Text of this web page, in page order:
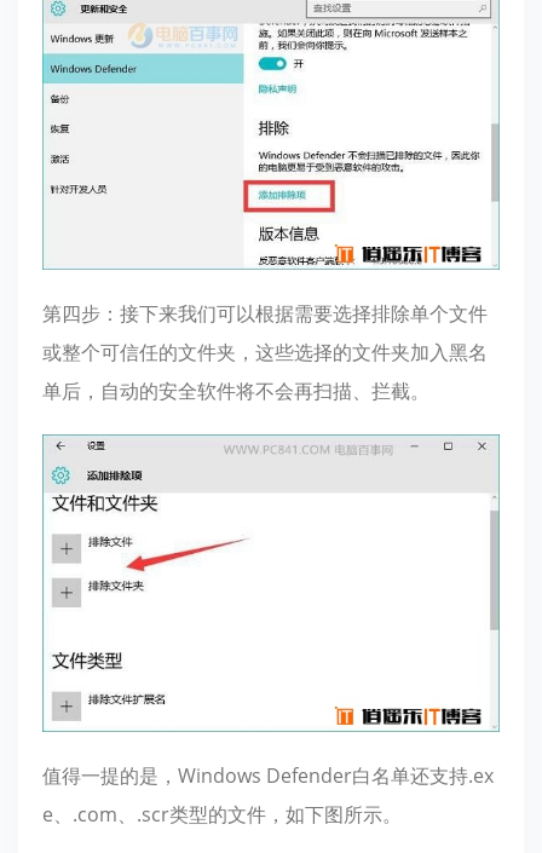
第四步：接下来我们可以根据需要选择排除单个文件
或整个可信任的文件夹，这些选择的文件夹加入黑名
单后，自动的安全软件将不会再扫描、拦截。
值得一提的是，Windows Defender白名单还支持.ex
e、.com、.scr类型的文件，如下图所示。